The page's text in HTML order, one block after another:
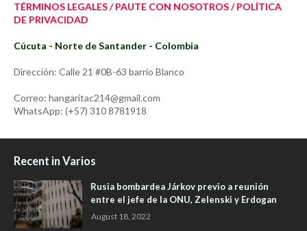
TÉRMINOS LEGALES / PAUTE CON NOSOTROS / POLÍTICA
DE PRIVACIDAD
Cúcuta - Norte de Santander - Colombia
Dirección: Calle 21 #0B-63 barrio Blanco
Correo: hangaritac214@gmail.com
WhatsApp: (+57) 310 8781918
Recent in Varios
Rusia bombardea Járkov previo a reunión
entre el jefe de la ONU, Zelenski y Erdogan
August 18, 2022